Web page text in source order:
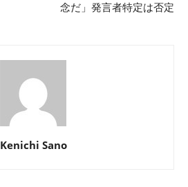
念だ」発言者特定は否定
Kenichi Sano